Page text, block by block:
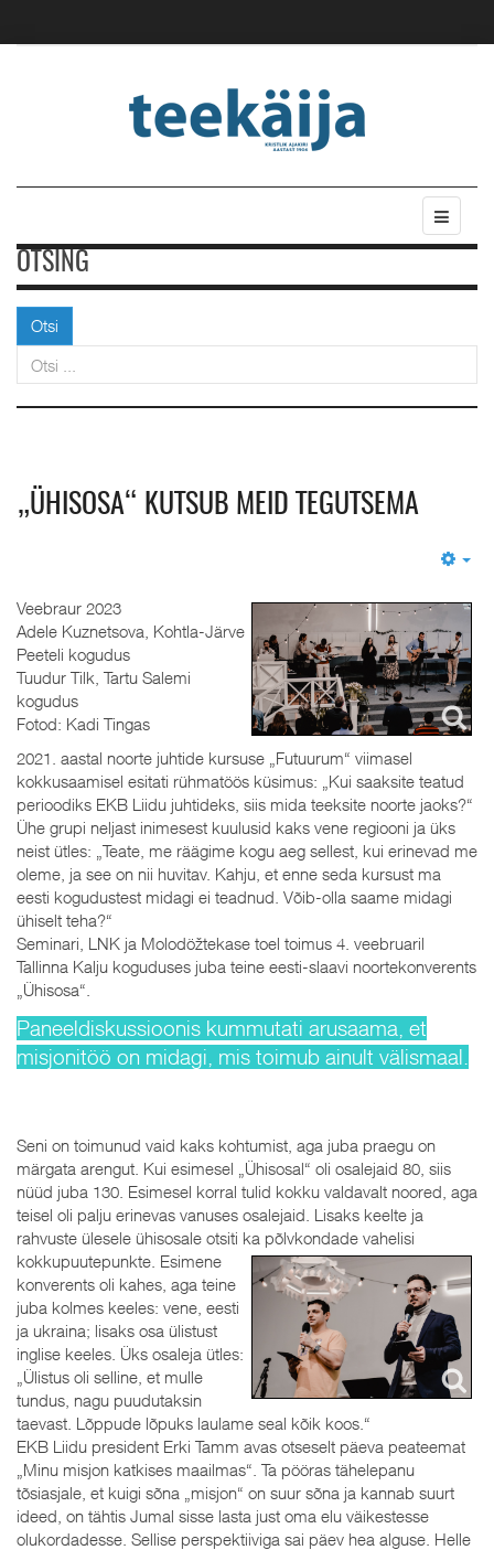
OTSING
Otsi
„ÜHISOSA“ KUTSUB MEID TEGUTSEMA
Veebraur 2023
Adele Kuznetsova, Kohtla-Järve
Peeteli kogudus
Tuudur Tilk, Tartu Salemi
kogudus
Fotod: Kadi Tingas
2021. aastal noorte juhtide kursuse „Futuurum“ viimasel
kokkusaamisel esitati rühmatöös küsimus: „Kui saaksite teatud
perioodiks EKB Liidu juhtideks, siis mida teeksite noorte jaoks?“
Ühe grupi neljast inimesest kuulusid kaks vene regiooni ja üks
neist ütles: „Teate, me räägime kogu aeg sellest, kui erinevad me
oleme, ja see on nii huvitav. Kahju, et enne seda kursust ma
eesti kogudustest midagi ei teadnud. Võib-olla saame midagi
ühiselt teha?“
Seminari, LNK ja Molodöžtekase toel toimus 4. veebruaril
Tallinna Kalju koguduses juba teine eesti-slaavi noortekonverents
„Ühisosa“.
Paneeldiskussioonis kummutati arusaama, et
misjonitöö on midagi, mis toimub ainult välismaal.
Seni on toimunud vaid kaks kohtumist, aga juba praegu on
märgata arengut. Kui esimesel „Ühisosal“ oli osalejaid 80, siis
nüüd juba 130. Esimesel korral tulid kokku valdavalt noored, aga
teisel oli palju erinevas vanuses osalejaid. Lisaks keelte ja
rahvuste ülesele ühisosale otsiti ka põlvkondade vahelisi
kokkupuutepunkte. Esimene
konverents oli kahes, aga teine
juba kolmes keeles: vene, eesti
ja ukraina; lisaks osa ülistust
inglise keeles. Üks osaleja ütles:
„Ülistus oli selline, et mulle
tundus, nagu puudutaksin
taevast. Lõppude lõpuks laulame seal kõik koos.“
EKB Liidu president Erki Tamm avas otseselt päeva peateemat
„Minu misjon katkises maailmas“. Ta pööras tähelepanu
tõsiasjale, et kuigi sõna „misjon“ on suur sõna ja kannab suurt
ideed, on tähtis Jumal sisse lasta just oma elu väikestesse
olukordadesse. Sellise perspektiiviga sai päev hea alguse. Helle